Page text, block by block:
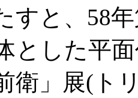
すと、58
とした平
衛」展(ト